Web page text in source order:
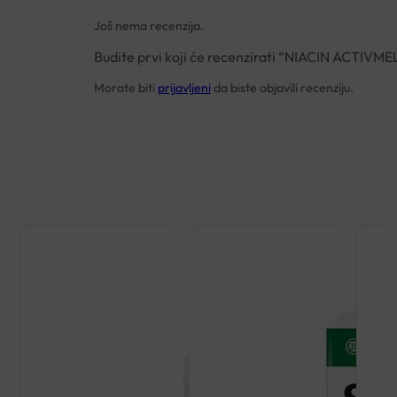
Još nema recenzija.
Budite prvi koji će recenzirati “NIACIN
Morate biti prijavljeni da biste objavili recenziju.